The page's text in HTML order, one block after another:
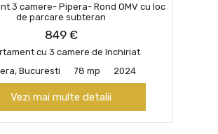
3 camere- Pipera- Rond OMV cu loc
de parcare subteran
849 €
cu 3 camere de închiriat
Bucuresti
78 mp 2024
Vezi mai multe detalii